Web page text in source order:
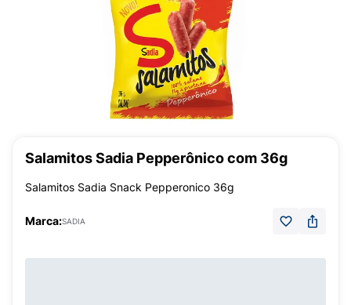
Salamitos Sadia Pepperônico com 36g
Salamitos Sadia Snack Pepperonico 36g
Marca:SADIA